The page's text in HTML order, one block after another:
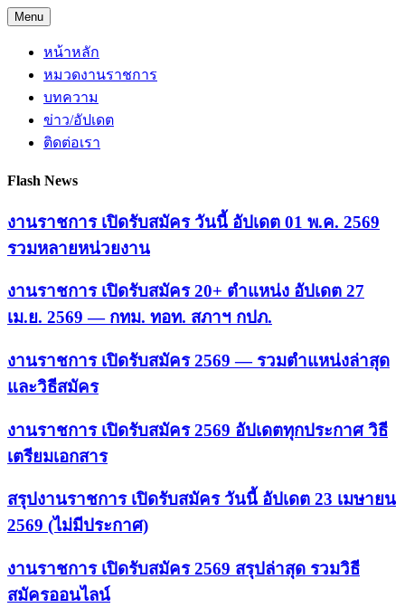
Skip
to
content
Menu
หน้าหลัก
หมวดงานราชการ
บทความ
ข่าว/อัปเดต
ติดต่อเรา
Flash News
งานราชการ เปิดรับสมัคร วันนี้ อัปเดต 01 พ.ค. 2569
รวมหลายหน่วยงาน
งานราชการ เปิดรับสมัคร 20+ ตำแหน่ง อัปเดต 27
เม.ย. 2569 — กทม. ทอท. สภาฯ กปภ.
งานราชการ เปิดรับสมัคร 2569 — รวมตำแหน่งล่าสุด
และวิธีสมัคร
งานราชการ เปิดรับสมัคร 2569 อัปเดตทุกประกาศ วิธี
เตรียมเอกสาร
สรุปงานราชการ เปิดรับสมัคร วันนี้ อัปเดต 23 เมษายน
2569 (ไม่มีประกาศ)
งานราชการ เปิดรับสมัคร 2569 สรุปล่าสุด รวมวิธี
สมัครออนไลน์